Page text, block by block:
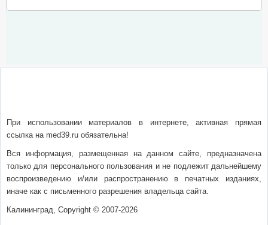
При использовании материалов в интернете, активная прямая
ссылка на med39.ru обязательна!
Вся информация, размещенная на данном сайте, предназначена
только для персонального пользования и не подлежит дальнейшему
воспроизведению и/или распространению в печатных изданиях,
иначе как с письменного разрешения владельца сайта.
Калининград, Copyright © 2007-2026